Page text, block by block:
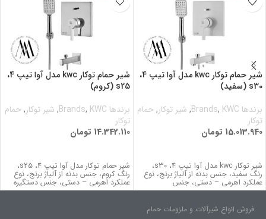
شیر حمام توکار kwc مدل آوا تیپ 4،
s30 (سفید)
برندها Brands
, KWC
, شیر توکار, حمام
توکار
15.013.940 تومان
شیر توکار kwc مدل آوا تیپ 4، s30،
رنگ سفید، جنس بدنه از آلیاژ برنج، نوع
عملکرد اهرمی – دستی، جنس
شیر حمام توکار kwc مدل آوا تیپ 4،
s25 (کروم)
برندها Brands
, KWC
, شیر توکار, حمام
توکار
14.342.110 تومان
شیر حمام توکار مدل آوا تیپ 4، s25،
رنگ کروم، جنس بدنه از آلیاژ برنج، نوع
عملکرد اهرمی – دستی، جنس دستگیره
فروش انواع شیرآلات و ملزومات حمام